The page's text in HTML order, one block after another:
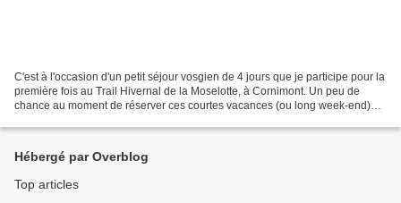
C'est à l'occasion d'un petit séjour vosgien de 4 jours que je participe pour la
première fois au Trail Hivernal de la Moselotte, à Cornimont. Un peu de
chance au moment de réserver ces courtes vacances (ou long week-end)
Hébergé par Overblog
Top articles